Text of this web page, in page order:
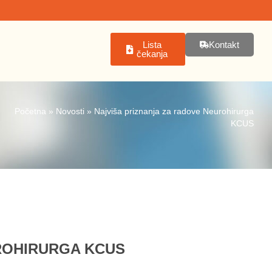
Lista
čekanja
Kontakt
Početna » Novosti » Najviša priznanja za radove Neurohirurga
KCUS
KCUS